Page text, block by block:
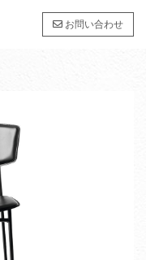
お問い合わせ